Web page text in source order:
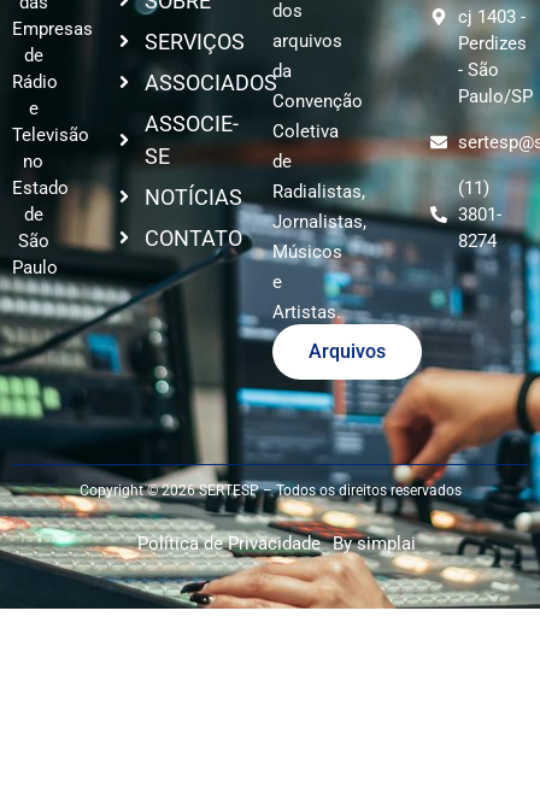
Empresas
de
Rádio
e
Televisão
no
Estado
de
São
Paulo
SERVIÇOS
ASSOCIADOS
ASSOCIE-
SE
NOTÍCIAS
CONTATO
dos
arquivos
da
Convenção
Coletiva
de
Radialistas,
Jornalistas,
Músicos
e
Artistas.
Arquivos
cj 1403 -
Perdizes
- São
Paulo/SP
(11)
3801-
8274
Copyright © 2026 SERTESP – Todos os direitos reservados
Política de Privacidade By simplai